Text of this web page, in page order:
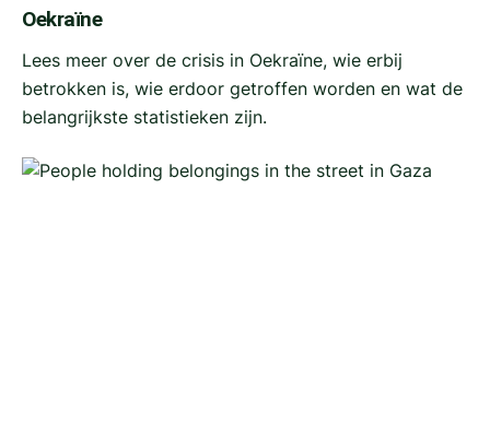
Oekraïne
Lees meer over de crisis in Oekraïne, wie erbij
betrokken is, wie erdoor getroffen worden en wat de
belangrijkste statistieken zijn.